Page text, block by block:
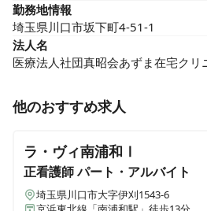
勤務地情報
埼玉県川口市坂下町4-51-1
法人名
医療法人社団真昭会あずま在宅クリ
他のおすすめ求人
ラ・ヴィ南浦和Ⅰ
正看護師パート・アルバイト
埼玉県川口市大字伊刈1543-6